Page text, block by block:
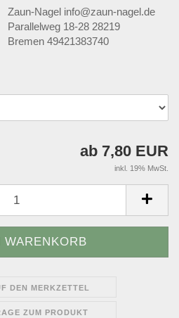
Zaun-Nagel info@zaun-nagel.de
Parallelweg 18-28 28219
Bremen 49421383740
ab 7,80 EUR
inkl. 19% MwSt.
DEN MERKZETTEL
ZUM PRODUKT